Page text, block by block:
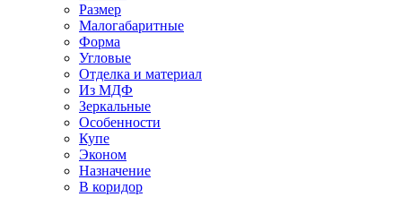
Размер
Малогабаритные
Форма
Угловые
Отделка и материал
Из МДФ
Зеркальные
Особенности
Купе
Эконом
Назначение
В коридор